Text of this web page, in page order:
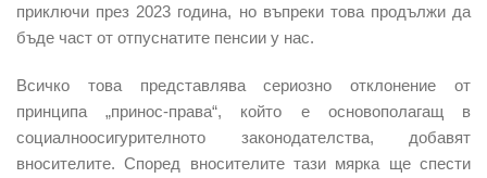
приключи през 2023 година, но въпреки това продължи да
бъде част от отпуснатите пенсии у нас.
Всичко това представлява сериозно отклонение от
принципа „принос-права“, който е основополагащ в
социалноосигурителното законодателства, добавят
вносителите. Според вносителите тази мярка ще спести